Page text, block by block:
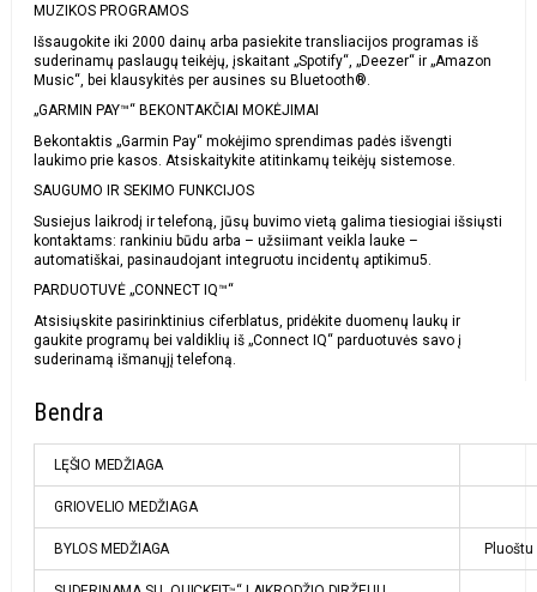
MUZIKOS PROGRAMOS
Išsaugokite iki 2000 dainų arba pasiekite transliacijos programas iš
suderinamų paslaugų teikėjų, įskaitant „Spotify“, „Deezer“ ir „Amazon
Music“, bei klausykitės per ausines su Bluetooth®.
„GARMIN PAY™“ BEKONTAKČIAI MOKĖJIMAI
Bekontaktis „Garmin Pay“ mokėjimo sprendimas padės išvengti
laukimo prie kasos. Atsiskaitykite atitinkamų teikėjų sistemose.
SAUGUMO IR SEKIMO FUNKCIJOS
Susiejus laikrodį ir telefoną, jūsų buvimo vietą galima tiesiogiai išsiųsti
kontaktams: rankiniu būdu arba – užsiimant veikla lauke –
automatiškai, pasinaudojant integruotu incidentų aptikimu5.
PARDUOTUVĖ „CONNECT IQ™“
Atsisiųskite pasirinktinius ciferblatus, pridėkite duomenų laukų ir
gaukite programų bei valdiklių iš „Connect IQ“ parduotuvės savo į
suderinamą išmanųjį telefoną.
Bendra
LĘŠIO MEDŽIAGA
GRIOVELIO MEDŽIAGA
BYLOS MEDŽIAGA